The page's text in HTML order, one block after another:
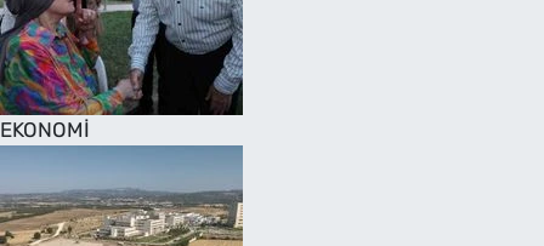
EKONOMİ
SAĞLIK
TV REHBERİ